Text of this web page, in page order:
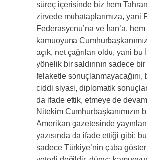
süreç içerisinde biz hem
zirvede muhataplarımıza, yani
Federasyonu’na ve İran’a,
kamuoyuna
açık, net çağrıları oldu, yani bu
yönelik bir saldırının sadece
felaketle sonuçlanmayacağını,
ciddi siyasi, diplomatik
da ifade ettik, etmeye de
Nitekim Cumhurbaşkanımızın
Amerikan gazetesinde
yazısında da ifade ettiği gibi;
sadece Türkiye’nin çaba